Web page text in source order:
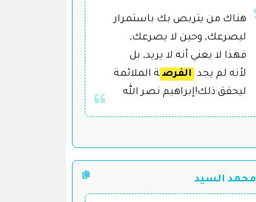
هناك من يتربص بك باستمرار
ليصرعك, وحين لا يصرعك,
فهذا لا يعني أنه لا يريد, بل
لأنه لم يجد الفرص ة الملائمة
ليحقق ذلك!إبراهيم نصر الله
محمد السيد